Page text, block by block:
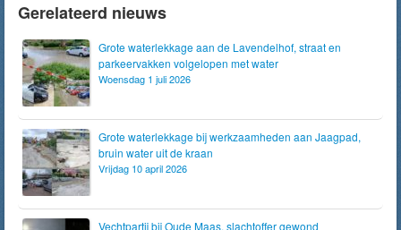
Gerelateerd nieuws
Grote waterlekkage aan de Lavendelhof, straat en
parkeervakken volgelopen met water
Woensdag 1 juli 2026
Grote waterlekkage bij werkzaamheden aan Jaagpad,
bruin water uit de kraan
Vrijdag 10 april 2026
Vechtpartij bij Oude Maas, slachtoffer gewond